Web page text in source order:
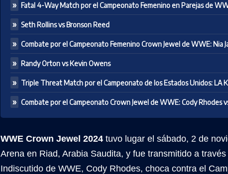
Fatal 4-Way Match por el Campeonato Femenino en Parejas de
Seth Rollins vs Bronson Reed
Combate por el Campeonato Femenino Crown Jewel de WWE: Nia
Randy Orton vs Kevin Owens
Triple Threat Match por el Campeonato de los Estados Unidos: LA
Combate por el Campeonato Crown Jewel de WWE: Cody Rhodes
WWE Crown Jewel 2024 tuvo lugar el sábado, 2 de
Arena en Riad, Arabia Saudita, y fue transmitido a
Indiscutido de WWE, Cody Rhodes, choca contra el